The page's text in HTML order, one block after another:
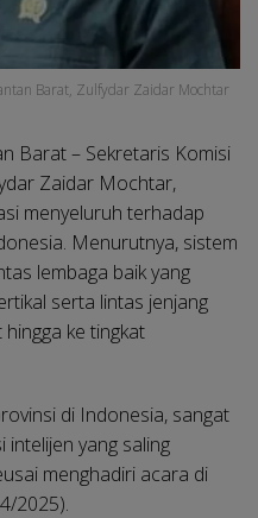
Barat, Zulfydar Zaidar Mochtar
Barat – Sekretaris Komisi
Zaidar Mochtar,
menyeluruh terhadap
Menurutnya, sistem
lembaga baik yang
serta lintas jenjang
ke tingkat
di Indonesia, sangat
yang saling
menghadiri acara di
2025).